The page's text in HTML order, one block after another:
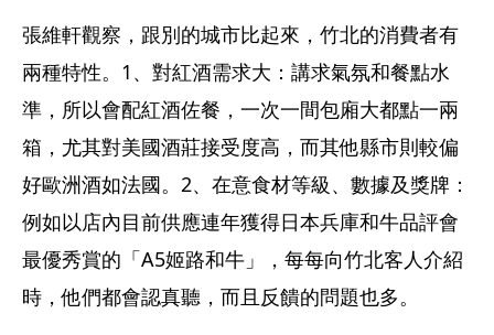
張維軒觀察，跟別的城市比起來，竹北的消費者有
兩種特性。1、對紅酒需求大：講求氣氛和餐點水
準，所以會配紅酒佐餐，一次一間包廂大都點一兩
箱，尤其對美國酒莊接受度高，而其他縣市則較偏
好歐洲酒如法國。2、在意食材等級、數據及獎牌：
例如以店內目前供應連年獲得日本兵庫和牛品評會
最優秀賞的「A5姬路和牛」，每每向竹北客人介紹
時，他們都會認真聽，而且反饋的問題也多。